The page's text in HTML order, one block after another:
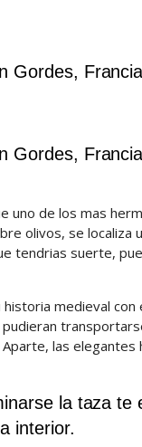
Gordes, Francia
Gordes, Francia
uno de los mas
olivos, se
tendrias suerte,
medieval
las
la taza
interior.